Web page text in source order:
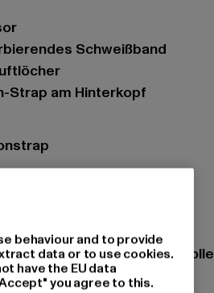
Schweißband
Strap am Hinterkopf
80% Polyacryl, 20% Wolle
behaviour and to provide
data or to use cookies.
have the EU data
you agree to this.